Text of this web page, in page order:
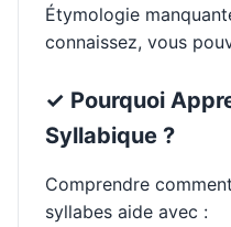
Étymologie
connaissez, vous
✓ Pourquoi
Syllabique ?
Comprendre
syllabes aide avec :